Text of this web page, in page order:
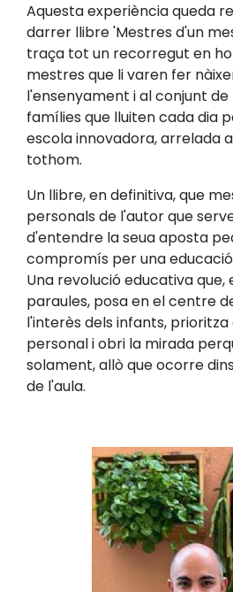
Aquesta experiència queda
darrer llibre 'Mestres d'un
traça tot un recorregut en
mestres que li varen fer
l'ensenyament i al conjunt
famílies que lluiten cada dia
escola innovadora, arrelada
tothom.
Un llibre, en definitiva, que
personals de l'autor que
d'entendre la seua aposta
compromís per una
Una revolució educativa que,
paraules, posa en el centre
l'interès dels infants,
personal i obri la mirada
solament, allò que ocorre
de l'aula.